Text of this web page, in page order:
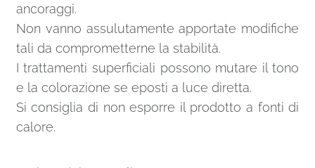
ancoraggi.
Non vanno assulutamente apportate modifiche
tali da comprometterne la stabilità.
I trattamenti superficiali possono mutare il tono
e la colorazione se eposti a luce diretta.
Si consiglia di non esporre il prodotto a fonti di
calore.